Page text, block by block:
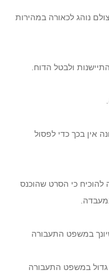
חודשים שהוא צולם נוהג לכאורה במהירות
אין בכך כדי לפסול
כי הסרט שהוכנס
במשפט התעבורה
גדול במשפט התעבורה